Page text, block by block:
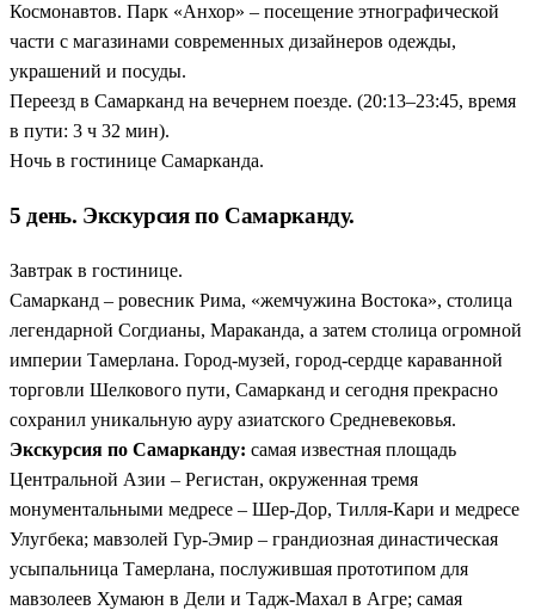
Космонавтов. Парк «Анхор» – посещение этнографической
части с магазинами современных дизайнеров одежды,
украшений и посуды.
Переезд в Самарканд на вечернем поезде. (20:13–23:45, время
в пути: 3 ч 32 мин).
Ночь в гостинице Самарканда.
5 день. Экскурсия по Самарканду.
Завтрак в гостинице.
Самарканд – ровесник Рима, «жемчужина Востока», столица
легендарной Согдианы, Мараканда, а затем столица огромной
империи Тамерлана. Город-музей, город-сердце караванной
торговли Шелкового пути, Самарканд и сегодня прекрасно
сохранил уникальную ауру азиатского Средневековья.
Экскурсия по Самарканду: самая известная площадь
Центральной Азии – Регистан, окруженная тремя
монументальными медресе – Шер-Дор, Тилля-Кари и медресе
Улугбека; мавзолей Гур-Эмир – грандиозная династическая
усыпальница Тамерлана, послужившая прототипом для
мавзолеев Хумаюн в Дели и Тадж-Махал в Агре; самая